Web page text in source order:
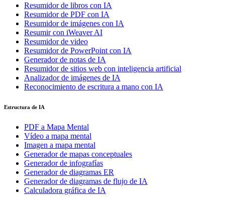
Resumidor de libros con IA
Resumidor de PDF con IA
Resumidor de imágenes con IA
Resumir con iWeaver AI
Resumidor de video
Resumidor de PowerPoint con IA
Generador de notas de IA
Resumidor de sitios web con inteligencia artificial
Analizador de imágenes de IA
Reconocimiento de escritura a mano con IA
Estructura de IA
PDF a Mapa Mental
Vídeo a mapa mental
Imagen a mapa mental
Generador de mapas conceptuales
Generador de infografías
Generador de diagramas ER
Generador de diagramas de flujo de IA
Calculadora gráfica de IA